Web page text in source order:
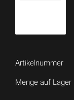
Artikelnummer
Menge auf Lager